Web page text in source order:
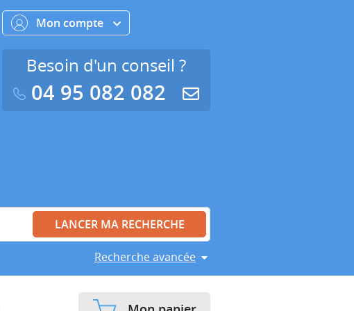
Recherche avancée
Mon compte
Besoin d'un conseil ?
04 95 082 082